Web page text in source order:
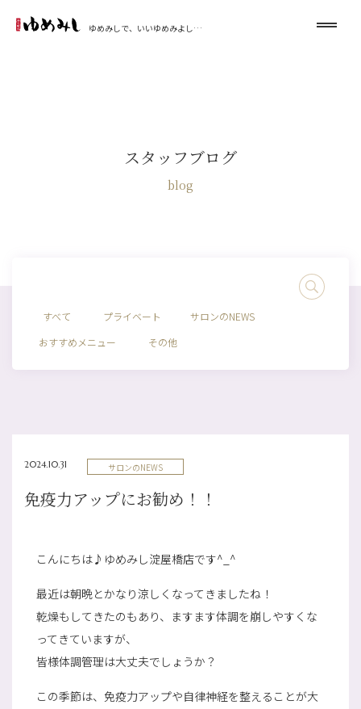
ゆめみしで、いいゆめみよし…
スタッフブログ
blog
すべて プライベート
サロンのNEWS
おすすめメニュー
その他
2024.10.31 サロンのNEWS
免疫力アップにお勧め！！
こんにちは♪ゆめみし淀屋橋店です^_^
最近は朝晩とかなり涼しくなってきましたね！
乾燥もしてきたのもあり、ますます体調を崩しやすくな
ってきていますが、
皆様体調管理は大丈夫でしょうか？
この季節は、免疫力アップや自律神経を整えることが大